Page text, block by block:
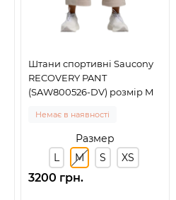
Штани спортивні Saucony
RECOVERY PANT
(SAW800526-DV) розмір M
Немає в наявності
Размер
L
M S XS
3200 грн.